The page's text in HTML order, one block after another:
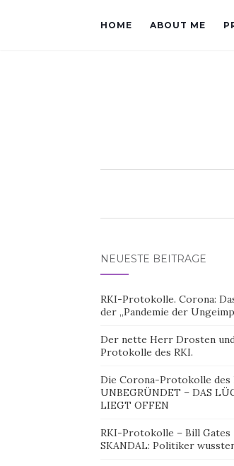
HOME ABOUT ME
NEUESTE BEITRÄGE
RKI-Protokolle. Corona:
der „Pandemie der
Der nette Herr Drosten
Protokolle des RKI.
Die Corona-Protokolle des
UNBEGRÜNDET – DAS
LIEGT OFFEN
RKI-Protokolle – Bill Gates
SKANDAL: Politiker